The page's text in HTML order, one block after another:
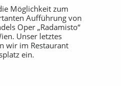
Möglichkeit zum
Aufführung von
Oper „Radamisto“
Unser letztes
wir im Restaurant
ein.